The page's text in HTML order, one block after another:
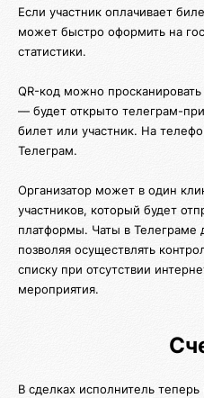
Если участник оплачивает
может быстро оформить на
статистики.
QR-код можно
— будет открыто телеграм-
билет или участник. На
Телеграм.
Организатор может в один
участников, который будет
платформы. Чаты в Телеграме
позволяя осуществлять
списку при отсутствии
мероприятия.
В сделках исполнитель